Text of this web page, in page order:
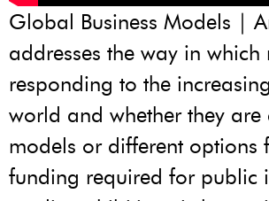
Global Business Models |
addresses the way in
responding to the
world and whether they
models or different
funding required for public